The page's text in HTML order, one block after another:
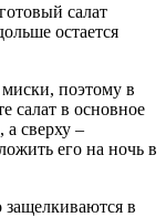
салат
остается
поэтому в
салат в основное
а сверху –
его на ночь в
в